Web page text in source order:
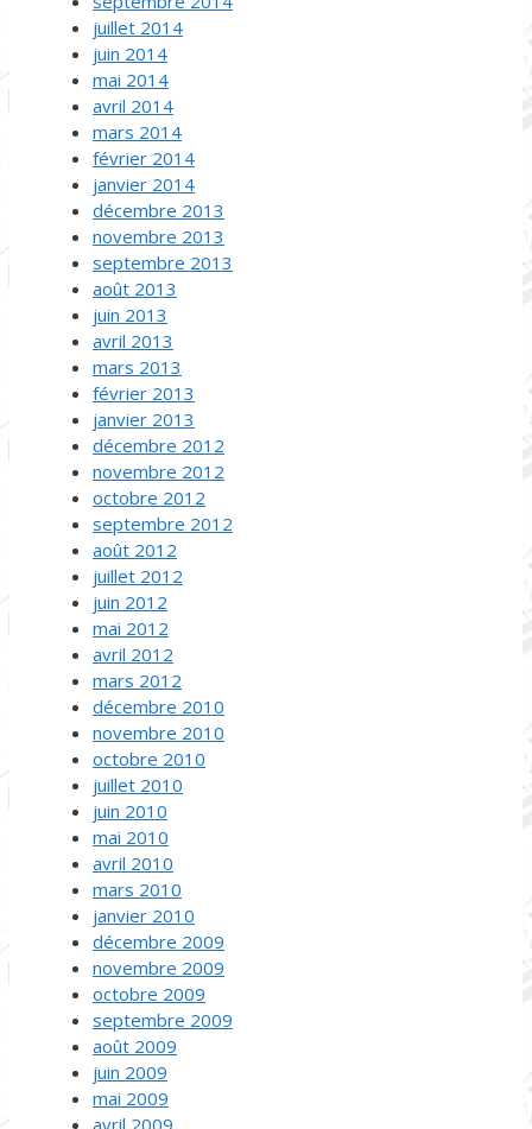
juillet 2014
juin 2014
mai 2014
avril 2014
mars 2014
février 2014
janvier 2014
décembre 2013
novembre 2013
septembre 2013
août 2013
juin 2013
avril 2013
mars 2013
février 2013
janvier 2013
décembre 2012
novembre 2012
octobre 2012
septembre 2012
août 2012
juillet 2012
juin 2012
mai 2012
avril 2012
mars 2012
décembre 2010
novembre 2010
octobre 2010
juillet 2010
juin 2010
mai 2010
avril 2010
mars 2010
janvier 2010
décembre 2009
novembre 2009
octobre 2009
septembre 2009
août 2009
juin 2009
mai 2009